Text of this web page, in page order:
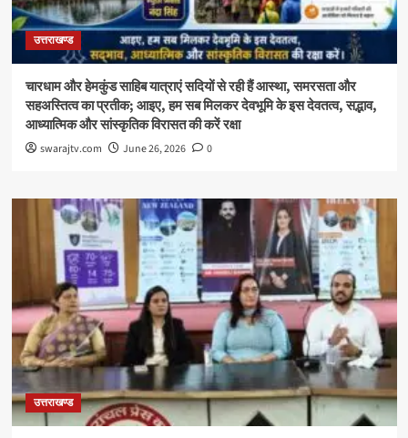
उत्तराखण्ड
चारधाम और हेमकुंड साहिब यात्राएं सदियों से रही हैं आस्था, समरसता और
सहअस्तित्व का प्रतीक; आइए, हम सब मिलकर देवभूमि के इस देवतत्व, सद्भाव,
आध्यात्मिक और सांस्कृतिक विरासत की करें रक्षा
swarajtv.com June 26, 2026 0
उत्तराखण्ड